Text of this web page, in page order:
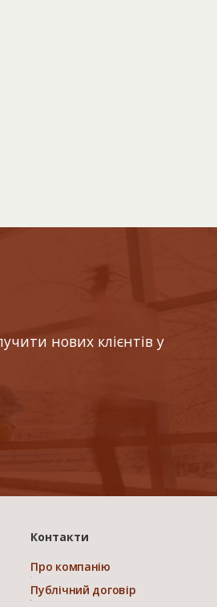
нових клієнтів у
Контакти
Про компанію
Публічний договір